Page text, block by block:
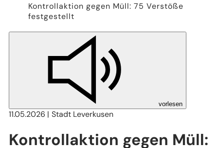
Kontrollaktion gegen Müll: 75 Verstöße
festgestellt
vorlesen
11.05.2026 Stadt Leverkusen
Kontrollaktion gegen Müll: